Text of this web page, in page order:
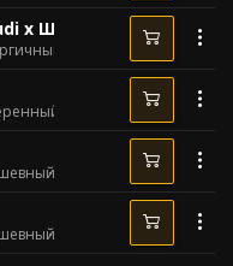
x ШАЙНИ